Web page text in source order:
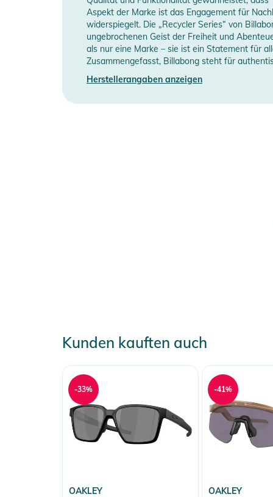
Manufacturer Information
Aspekt der Marke ist das Engagement für
widerspiegelt. Die „Recycler Series“ von
ungebrochenen Geist der Freiheit und
als nur eine Marke – sie ist ein Statement für
Zusammengefasst, Billabong steht für
Herstellerangaben anzeigen
Kunden kauften auch
OAKLEY
-33%
OAKLEY
-41%